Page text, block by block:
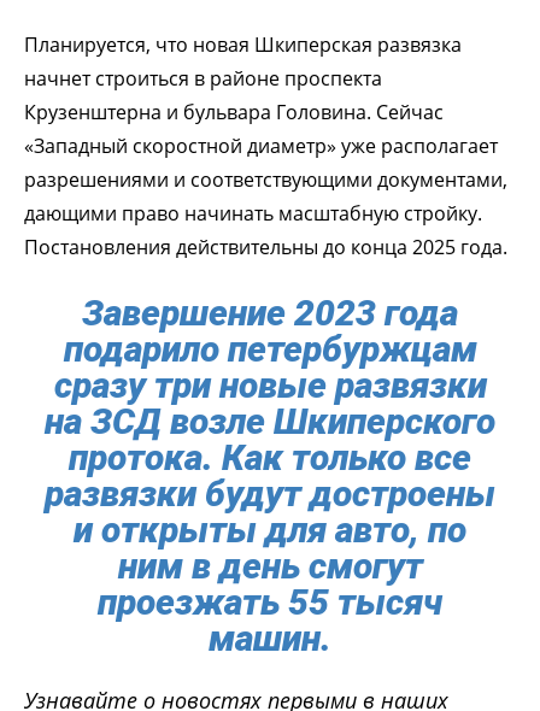
Планируется, что новая Шкиперская развязка
начнет строиться в районе проспекта
Крузенштерна и бульвара Головина. Сейчас
«Западный скоростной диаметр» уже располагает
разрешениями и соответствующими документами,
дающими право начинать масштабную стройку.
Постановления действительны до конца 2025 года.
Завершение 2023 года
подарило петербуржцам
сразу три новые развязки
на ЗСД возле Шкиперского
протока. Как только все
развязки будут достроены
и открыты для авто, по
ним в день смогут
проезжать 55 тысяч
машин.
Узнавайте о новостях первыми в наших